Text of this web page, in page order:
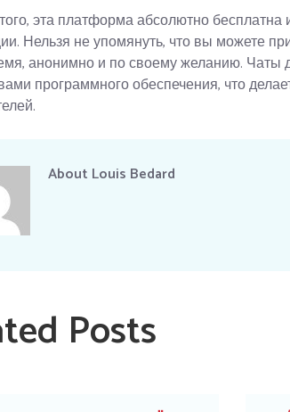
эта платформа абсолютно бесплатна
Нельзя не упомянуть, что вы можете
анонимно и по своему желанию. Чаты
программного обеспечения, что
About Louis Bedard
Posts